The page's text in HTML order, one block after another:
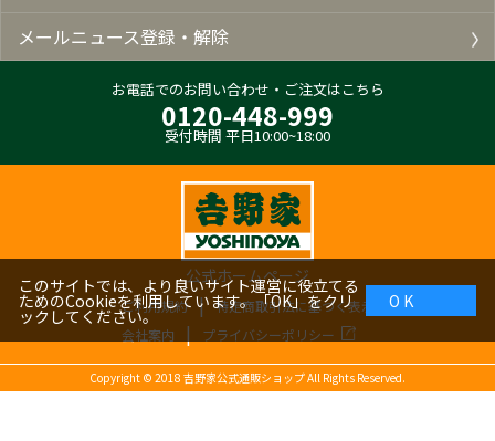
メールニュース登録・解除
お電話でのお問い合わせ・ご注文はこちら
0120-448-999
受付時間 平日10:00~18:00
公式ホームページ
ご利用規約
特定商取引法に基づく表示
会社案内
プライバシーポリシー
Copyright © 2018 吉野家公式通販ショップ All Rights Reserved.
このサイトでは、より良いサイト運営に役立てる
ためのCookieを利用しています。「OK」をクリ
ックしてください。
O K